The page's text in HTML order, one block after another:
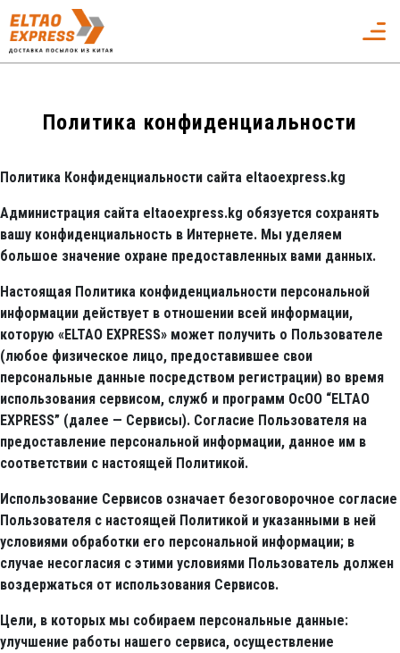
Политика конфиденциальности
Политика Конфиденциальности сайта eltaoexpress.kg
Администрация сайта eltaoexpress.kg обязуется сохранять
вашу конфиденциальность в Интернете. Мы уделяем
большое значение охране предоставленных вами данных.
Настоящая Политика конфиденциальности персональной
информации действует в отношении всей информации,
которую «ELTAO EXPRESS» может получить о Пользователе
(любое физическое лицо, предоставившее свои
персональные данные посредством регистрации) во время
использования сервисом, служб и программ ОcОО “ELTAO
EXPRESS” (далее — Сервисы). Согласие Пользователя на
предоставление персональной информации, данное им в
соответствии с настоящей Политикой.
Использование Сервисов означает безоговорочное согласие
Пользователя с настоящей Политикой и указанными в ней
условиями обработки его персональной информации; в
случае несогласия с этими условиями Пользователь должен
воздержаться от использования Сервисов.
Цели, в которых мы собираем персональные данные:
улучшение работы нашего сервиса, осуществление